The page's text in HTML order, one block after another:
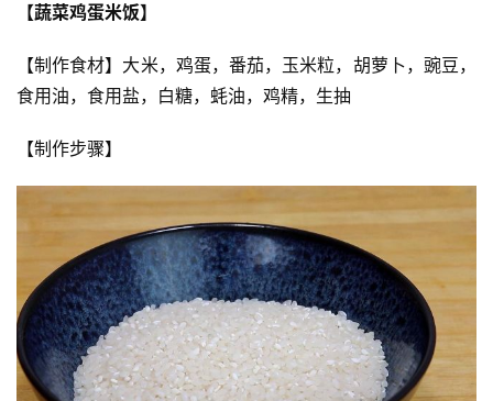
【蔬菜鸡蛋米饭】
【制作食材】大米，鸡蛋，番茄，玉米粒，胡萝卜，豌豆，
食用油，食用盐，白糖，蚝油，鸡精，生抽
【制作步骤】